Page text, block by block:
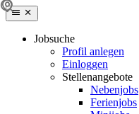
Jobsuche
Profil anlegen
Einloggen
Stellenangebote
Nebenjobs
Ferienjobs